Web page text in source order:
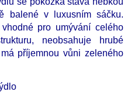
balené v luxusním sáčku.
pro umývání celého
neobsahuje hrubé
příjemnou vůni zeleného